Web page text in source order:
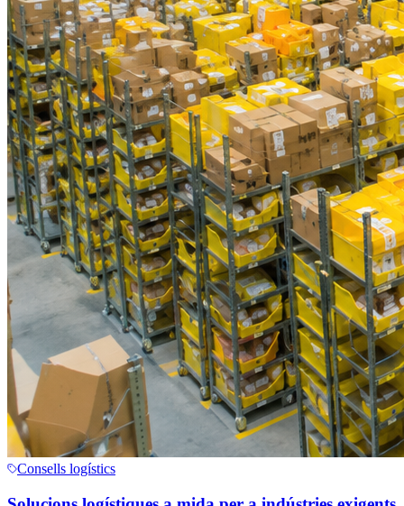
Consells logístics